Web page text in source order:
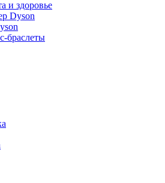
и здоровье
Dyson
браслеты